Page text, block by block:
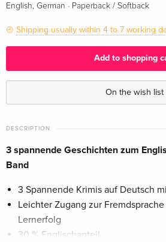
English, German · Paperback / Softback
Shipping usually within 4 to 7 working
Add to shopping
On the wish list
DESCRIPTION
3 spannende Geschichten zum
Band
3 Spannende Krimis auf Deutsch
Leichter Zugang zur
Lernerfolg
30 % Englischanteil